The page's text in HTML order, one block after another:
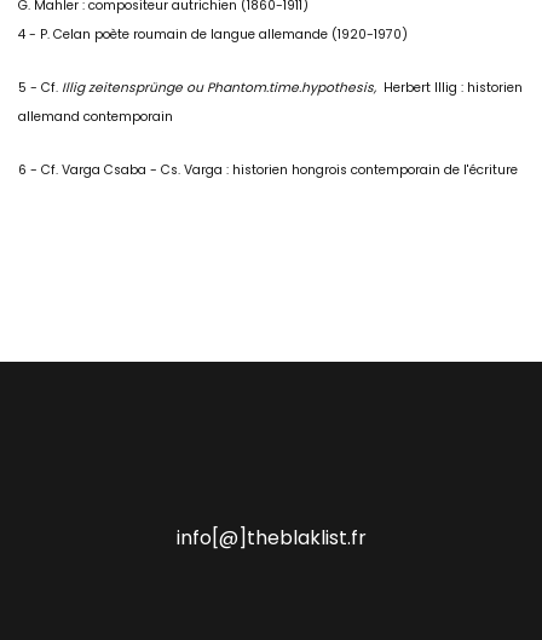
G. Mahler : compositeur autrichien (1860-1911)
4 - P. Celan poète roumain de langue allemande (1920-1970)
5 - Cf. Illig zeitensprünge ou Phantom.time.hypothesis, Herbert Illig : historien
allemand contemporain
6 - Cf. Varga Csaba - Cs. Varga : historien hongrois contemporain de l'écriture
info[@]theblaklist.fr